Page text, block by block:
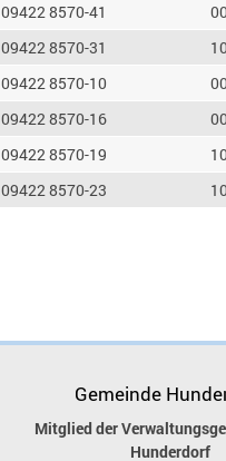
09422 8570-41
09422 8570-31
09422 8570-10
09422 8570-16
09422 8570-19
09422 8570-23
Gemeinde
Mitglied der
Hunderdorf